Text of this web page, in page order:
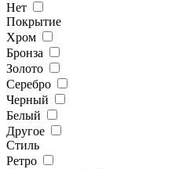
Нет
Покрытие
Хром
Бронза
Золото
Серебро
Черный
Белый
Другое
Стиль
Ретро